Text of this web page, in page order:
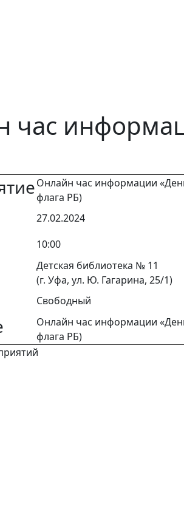
час
Онлайн час информации
флага РБ)
27.02.2024
10:00
Детская библиотека № 11
(г. Уфа, ул. Ю. Гагарина, 25/1)
Свободный
Онлайн час информации
флага РБ)